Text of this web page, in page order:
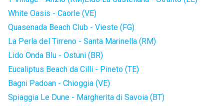
White Oasis - Caorle (VE)
Quasenada Beach Club - Vieste (FG)
La Perla del Tirreno - Santa Marinella (RM)
Lido Onda Blu - Ostuni (BR)
Eucaliptus Beach da Cilli - Pineto (TE)
Bagni Padoan - Chioggia (VE)
Spiaggia Le Dune - Margherita di Savoia (BT)